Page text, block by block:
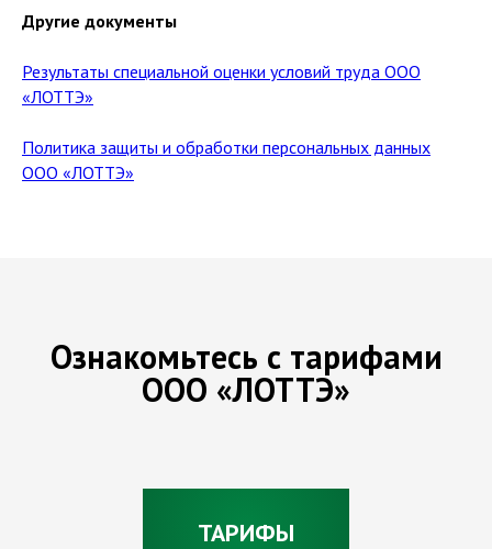
Другие документы
Результаты специальной оценки условий труда ООО
«ЛОТТЭ»
Политика защиты и обработки персональных данных
ООО «ЛОТТЭ»
Ознакомьтесь с тарифами
ООО «ЛОТТЭ»
ТАРИФЫ